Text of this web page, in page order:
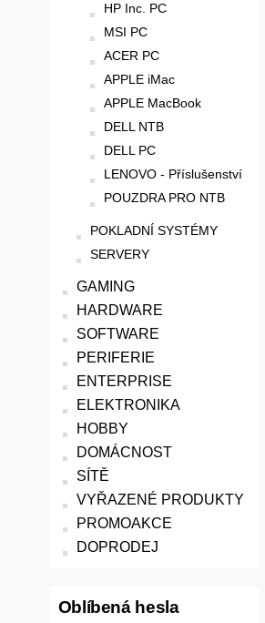
HP Inc. PC
MSI PC
ACER PC
APPLE iMac
APPLE MacBook
DELL NTB
DELL PC
LENOVO - Příslušenství
POUZDRA PRO NTB
POKLADNÍ SYSTÉMY
SERVERY
GAMING
HARDWARE
SOFTWARE
PERIFERIE
ENTERPRISE
ELEKTRONIKA
HOBBY
DOMÁCNOST
SÍTĚ
VYŘAZENÉ PRODUKTY
PROMOAKCE
DOPRODEJ
Oblíbená hesla